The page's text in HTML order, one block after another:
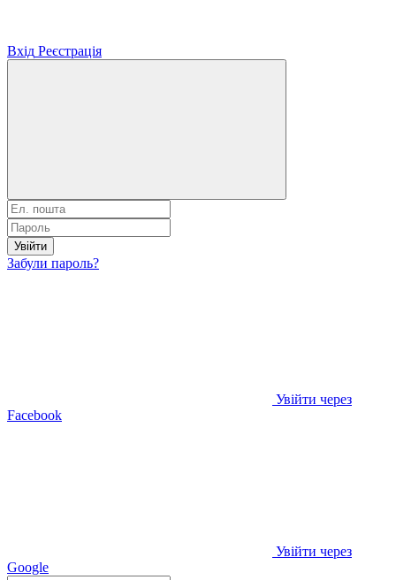
Вхід Реєстрація
Увійти
Забули пароль?
Увійти через
Facebook
Увійти через
Google